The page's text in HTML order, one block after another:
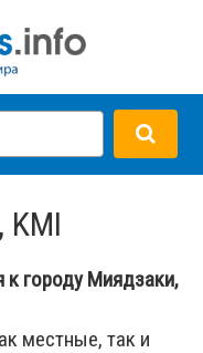
KMI
к городу Миядзаки,
местные, так и